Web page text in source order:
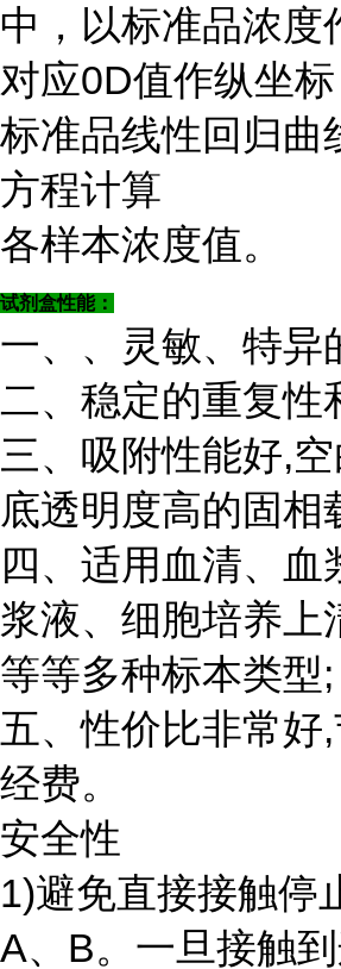
中，以标准品浓度
对应0D值作纵坐
标准品线性回归曲
方程计算
各样本浓度值。
试剂盒性能：
一、、灵敏、特异
二、稳定的重复性
三、吸附性能好,
底透明度高的固相
四、适用血清、血
浆液、细胞培养上
等等多种标本类型;
五、性价比非常好
经费。
安全性
1)避免直接接触停
A、B。一旦接触